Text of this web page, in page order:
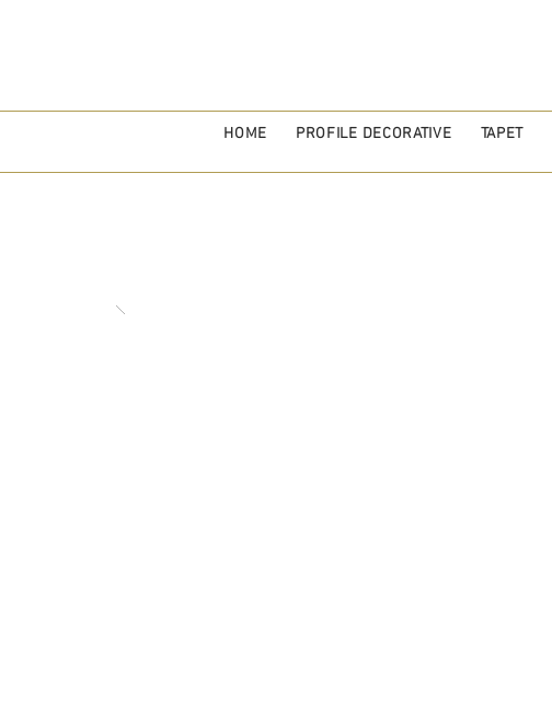
HOME PROFILE DECORATIVE TAPET